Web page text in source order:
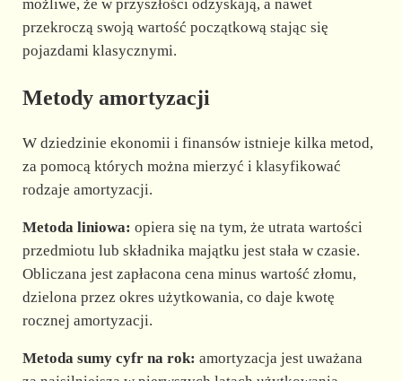
możliwe, że w przyszłości odzyskają, a nawet
przekroczą swoją wartość początkową stając się
pojazdami klasycznymi.
Metody amortyzacji
W dziedzinie ekonomii i finansów istnieje kilka metod,
za pomocą których można mierzyć i klasyfikować
rodzaje amortyzacji.
Metoda liniowa: opiera się na tym, że utrata wartości
przedmiotu lub składnika majątku jest stała w czasie.
Obliczana jest zapłacona cena minus wartość złomu,
dzielona przez okres użytkowania, co daje kwotę
rocznej amortyzacji.
Metoda sumy cyfr na rok: amortyzacja jest uważana